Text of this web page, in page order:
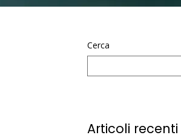
Cerca
Articoli recenti